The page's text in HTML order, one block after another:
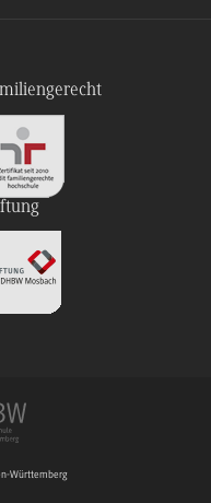
Württemberg